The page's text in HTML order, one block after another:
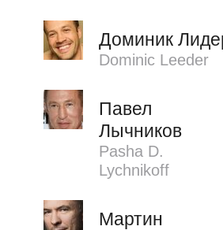
Доминик
Dominic Leeder
Павел
Лычников
Pasha D.
Lychnikoff
Мартин